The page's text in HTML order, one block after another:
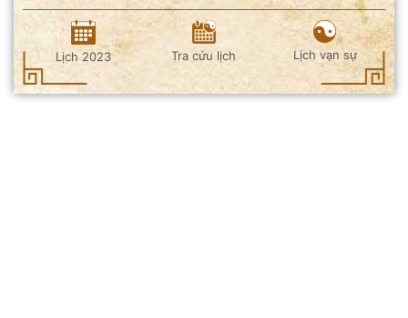
Lịch 2023 Tra cứu lịch Lịch vạn sự